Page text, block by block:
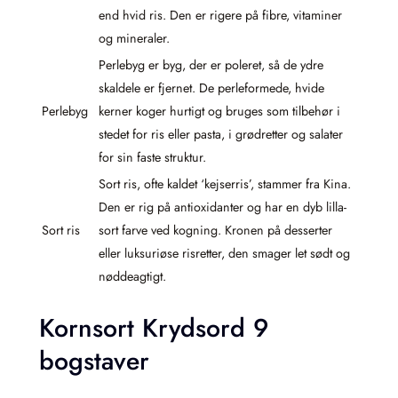
end hvid ris. Den er rigere på fibre, vitaminer
og mineraler.
Perlebyg
Perlebyg er byg, der er poleret, så de ydre
skaldele er fjernet. De perleformede, hvide
kerner koger hurtigt og bruges som tilbehør i
stedet for ris eller pasta, i grødretter og salater
for sin faste struktur.
Sort ris
Sort ris, ofte kaldet ‘kejserris’, stammer fra Kina.
Den er rig på antioxidanter og har en dyb lilla-
sort farve ved kogning. Kronen på desserter
eller luksuriøse risretter, den smager let sødt og
nøddeagtigt.
Kornsort Krydsord 9
bogstaver